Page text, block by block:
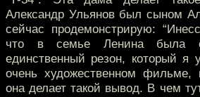
Александр Ульянов был сыном
сейчас продемонстрирую:
что в семье Ленина была
единственный резон, который
очень художественном фильме,
она делает такой вывод. В чем